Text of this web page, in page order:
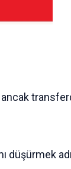
düşürmek